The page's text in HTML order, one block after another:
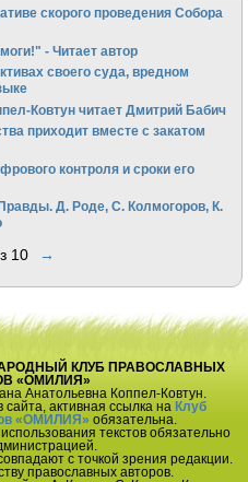
скорого проведения Собора
- Читает автор
своего суда, вредном
Ковтун читает Дмитрий Бабич
приходит вместе с закатом
контроля и сроки его
Д. Роде, С. Колмогоров, К.
10 →
КЛУБ ПРАВОСЛАВНЫХ
«ОМИЛИЯ»
Анатольевна Коппел-Ковтун.
активная ссылка на Клуб
«ОМИЛИЯ» обязательна.
текстов обязательно
с точкой зрения редакции.
православных авторов.